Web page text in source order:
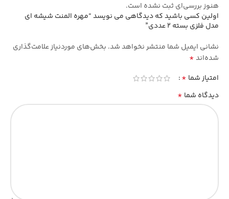
هنوز بررسی‌ای ثبت نشده است.
اولین کسی باشید که دیدگاهی می نویسد “مهره المنت شیشه ای
مدل فلزی بسته 2 عددی”
نشانی ایمیل شما منتشر نخواهد شد. بخش‌های موردنیاز علامت‌گذاری
شده‌اند*
امتیاز شما *
دیدگاه شما *